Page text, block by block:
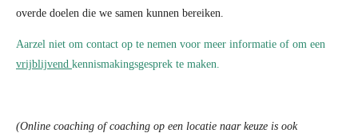
overde doelen die we samen kunnen bereiken.
Aarzel niet om contact op te nemen voor meer informatie of om een
vrijblijvend kennismakingsgesprek te maken.
(Online coaching of coaching op een locatie naar keuze is ook